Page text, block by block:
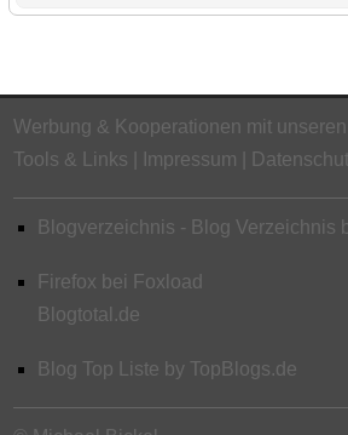
Werbung & Kooperationen mit
Tools & Links
Impressum
Blogverzeichnis - Blog Verzeichnis
Firefox bei Foxload
Blogtotal.de
Blog Top Liste by TopBlogs.de